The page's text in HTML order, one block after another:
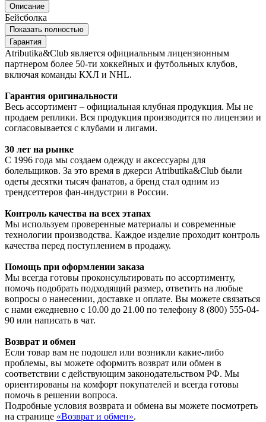
Описание
Бейсболка
Показать полностью
Гарантия
Atributika&Club является официальным лицензионным
партнером более 50-ти хоккейных и футбольных клубов,
включая команды КХЛ и NHL.
Гарантия оригинальности
Весь ассортимент – официальная клубная продукция. Мы не
продаем реплики. Вся продукция производится по лицензии и
согласовывается с клубами и лигами.
30 лет на рынке
С 1996 года мы создаем одежду и аксессуары для
болельщиков. За это время в джерси Atributika&Club были
одеты десятки тысяч фанатов, а бренд стал одним из
трендсеттеров фан-индустрии в России.
Контроль качества на всех этапах
Мы используем проверенные материалы и современные
технологии производства. Каждое изделие проходит контроль
качества перед поступлением в продажу.
Помощь при оформлении заказа
Мы всегда готовы проконсультировать по ассортименту,
помочь подобрать подходящий размер, ответить на любые
вопросы о нанесении, доставке и оплате. Вы можете связаться
с нами ежедневно с 10.00 до 21.00 по телефону 8 (800) 555-04-
90 или написать в чат.
Возврат и обмен
Если товар вам не подошел или возникли какие-либо
проблемы, вы можете оформить возврат или обмен в
соответствии с действующим законодательством РФ. Мы
ориентированы на комфорт покупателей и всегда готовы
помочь в решении вопроса.
Подробные условия возврата и обмена вы можете посмотреть
на странице «Возврат и обмен».